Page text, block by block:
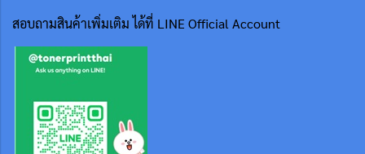
สอบถามสินค้าเพิ่มเติม ได้ที่ LINE Official Account